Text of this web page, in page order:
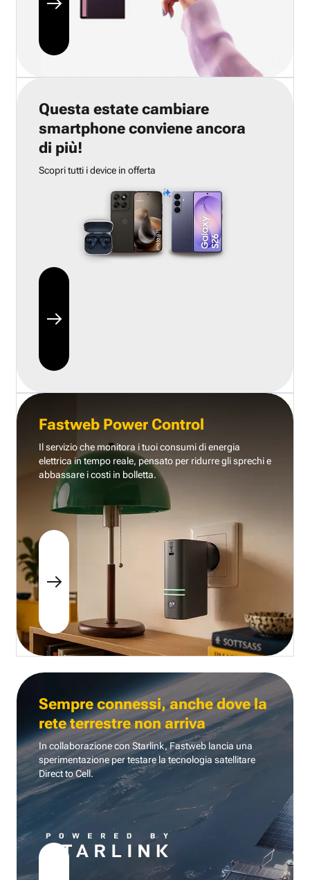
Questa estate cambiare
smartphone conviene ancora
di più!
Scopri tutti i device in offerta
Fastweb Power Control
Il servizio che monitora i tuoi consumi di energia
elettrica in tempo reale, pensato per ridurre gli sprechi e
abbassare i costi in bolletta.
Sempre connessi, anche dove la
rete terrestre non arriva
In collaborazione con Starlink, Fastweb lancia una
sperimentazione per testare la tecnologia satellitare
Direct to Cell.